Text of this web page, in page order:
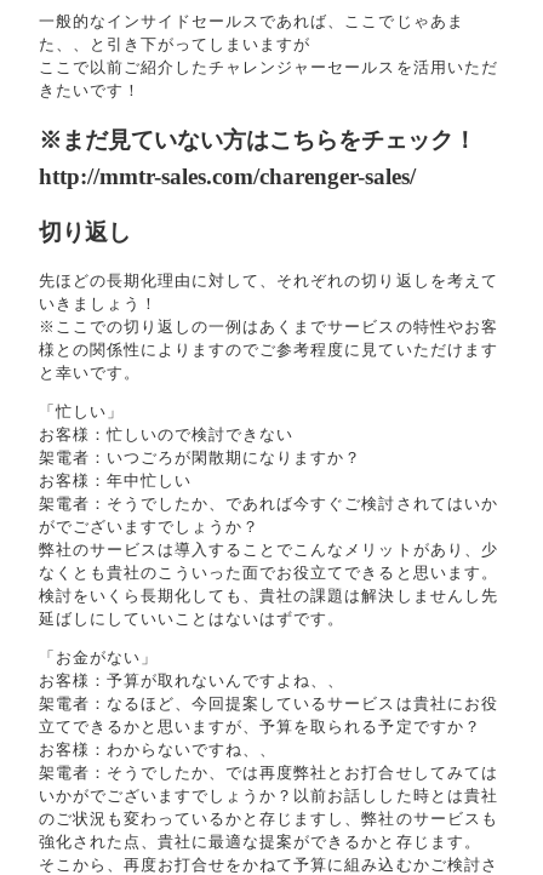
一般的なインサイドセールスであれば、ここでじゃあま
た、、と引き下がってしまいますが
ここで以前ご紹介したチャレンジャーセールスを活用いただ
きたいです！
※まだ見ていない方はこちらをチェック！
http://mmtr-sales.com/charenger-sales/
切り返し
先ほどの長期化理由に対して、それぞれの切り返しを考えて
いきましょう！
※ここでの切り返しの一例はあくまでサービスの特性やお客
様との関係性によりますのでご参考程度に見ていただけます
と幸いです。
「忙しい」
お客様：忙しいので検討できない
架電者：いつごろが閑散期になりますか？
お客様：年中忙しい
架電者：そうでしたか、であれば今すぐご検討されてはいか
がでございますでしょうか？
弊社のサービスは導入することでこんなメリットがあり、少
なくとも貴社のこういった面でお役立てできると思います。
検討をいくら長期化しても、貴社の課題は解決しませんし先
延ばしにしていいことはないはずです。
「お金がない」
お客様：予算が取れないんですよね、、
架電者：なるほど、今回提案しているサービスは貴社にお役
立てできるかと思いますが、予算を取られる予定ですか？
お客様：わからないですね、、
架電者：そうでしたか、では再度弊社とお打合せしてみては
いかがでございますでしょうか？以前お話しした時とは貴社
のご状況も変わっているかと存じますし、弊社のサービスも
強化された点、貴社に最適な提案ができるかと存じます。
そこから、再度お打合せをかねて予算に組み込むかご検討さ